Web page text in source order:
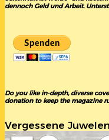
dennoch Geld und Arbeit.
Do you like in-depth, diverse
donation to keep the magazine
Vergessene Juwelen